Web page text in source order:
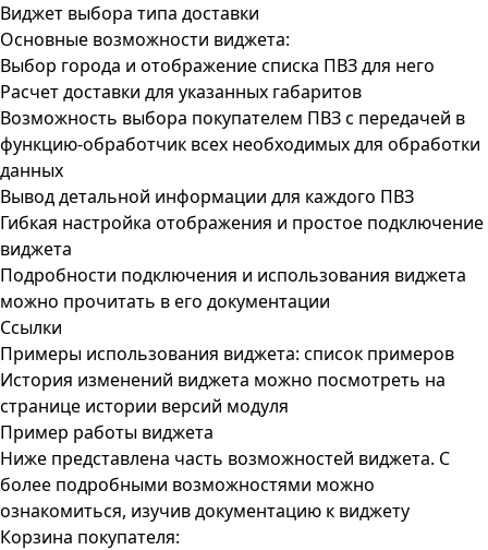
Виджет выбора типа доставки
Основные возможности виджета:
Выбор города и отображение списка ПВЗ для него
Расчет доставки для указанных габаритов
Возможность выбора покупателем ПВЗ с передачей в
функцию-обработчик всех необходимых для обработки
данных
Вывод детальной информации для каждого ПВЗ
Гибкая настройка отображения и простое подключение
виджета
Подробности подключения и использования виджета
можно прочитать в его документации
Ссылки
Примеры использования виджета: список примеров
История изменений виджета можно посмотреть на
странице истории версий модуля
Пример работы виджета
Ниже представлена часть возможностей виджета. С
более подробными возможностями можно
ознакомиться, изучивдокументацию к виджету
Корзина покупателя: